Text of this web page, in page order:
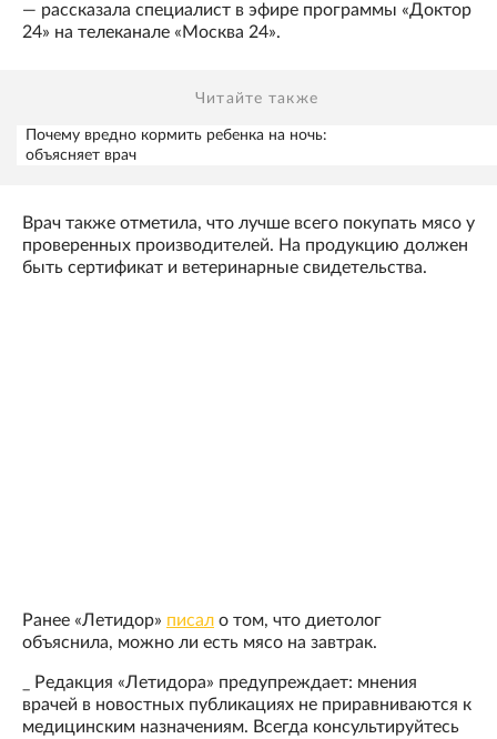
— рассказала специалист в эфире программы «Доктор
24» на телеканале «Москва 24».
Читайте также
Почему вредно кормить ребенка на ночь:
объясняет врач
Врач также отметила, что лучше всего покупать мясо у
проверенных производителей. На продукцию должен
быть сертификат и ветеринарные свидетельства.
Ранее «Летидор» писал о том, что диетолог
объяснила, можно ли есть мясо на завтрак.
_ Редакция «Летидора» предупреждает: мнения
врачей в новостных публикациях не приравниваются к
медицинским назначениям. Всегда консультируйтесь